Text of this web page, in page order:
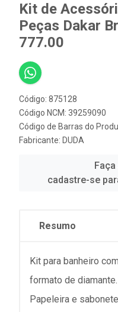
Kit de
Peças Dakar
777.00
Código: 875128
Código NCM: 39259090
Código de Barras do
Fabricante: DUDA
cadastre-se
Resumo
Kit para banheiro
formato de
Papeleira e